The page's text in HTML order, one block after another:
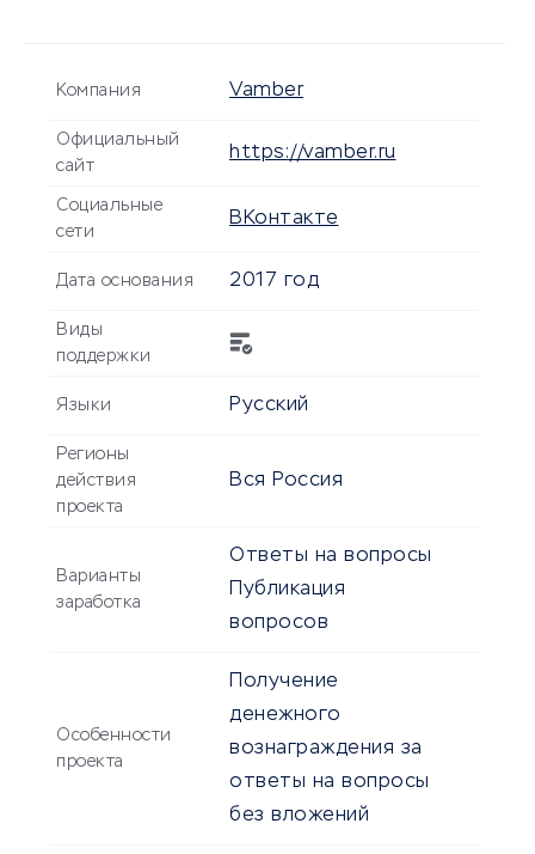
Компания Vamber
Официальный
сайт
https://vamber.ru
Социальные
сети
ВКонтакте
Дата основания 2017 год
Виды
поддержки
Языки Русский
Регионы
действия
проекта
Вся Россия
Варианты
заработка
Ответы на вопросы
Публикация
вопросов
Особенности
проекта
Получение
денежного
вознаграждения за
ответы на вопросы
без вложений